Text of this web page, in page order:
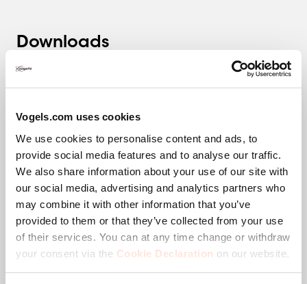
Vogels.com uses cookies
We use cookies to personalise content and ads, to
provide social media features and to analyse our traffic.
We also share information about your use of our site with
our social media, advertising and analytics partners who
may combine it with other information that you’ve
provided to them or that they’ve collected from your use
of their services. You can at any time change or withdraw
your consent via the Cookie Declaration on our website.
Downloads
CAD-Produktbild
Montageanleitung
Produktdatenblatt
Produktbroschüre